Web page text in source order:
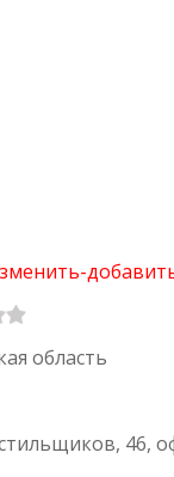
область
46,